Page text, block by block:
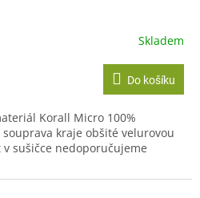
Skladem
Do košíku
Korall Micro 100%
kraje obšité velurovou
sušičce nedoporučujeme